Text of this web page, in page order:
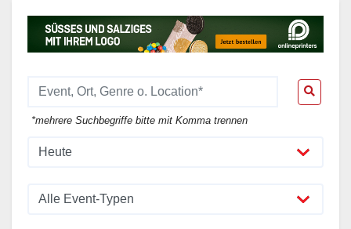
*mehrere Suchbegriffe bitte mit Komma trennen